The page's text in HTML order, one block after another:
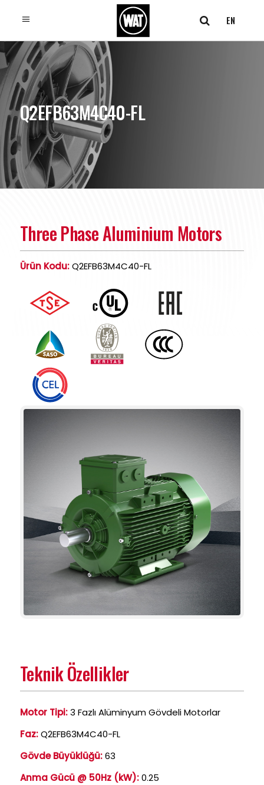
EN
Q2EFB63M4C40-FL
Three Phase Aluminium Motors
Ürün Kodu:Q2EFB63M4C40-FL
Teknik Özellikler
Motor Tipi:3 Fazlı Alüminyum Gövdeli Motorlar
Faz:Q2EFB63M4C40-FL
Gövde Büyüklüğü:63
Anma Gücü @ 50Hz (kW):0.25